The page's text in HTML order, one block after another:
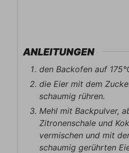
ANLEITUNGEN
den Backofen auf
die Eier mit dem
schaumig rühren.
Mehl mit Backpulver,
Zitronenschale und
vermischen und mit
schaumig gerührten